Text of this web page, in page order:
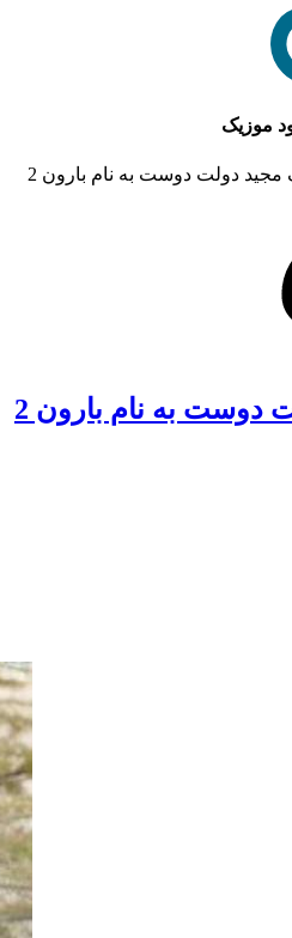
موزیک
مجید دولت دوست به نام بارون 2
دوست به نام بارون 2